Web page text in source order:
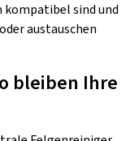
kompatibel sind und
austauschen
bleiben Ihre